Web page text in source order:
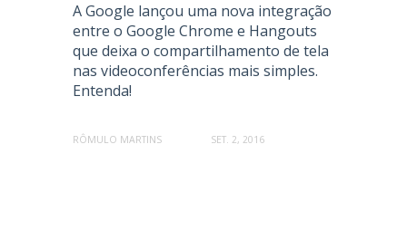
A Google lançou uma nova integração
entre o Google Chrome e Hangouts
que deixa o compartilhamento de tela
nas videoconferências mais simples.
Entenda!
RÔMULO MARTINS SET. 2, 2016